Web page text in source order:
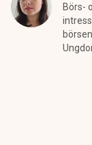
Börs-